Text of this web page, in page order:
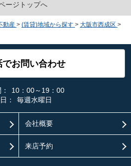
ージトップへ
動産 > (賃貸)地域から探す > 大阪市西成区 >
でお問い合わせ
10：00～19：00
：
毎週水曜日
会社概要
来店予約